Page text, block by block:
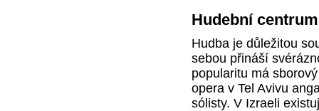
Hudební centrum
Hudba je důležitou
sebou přináší
popularitu má
opera v Tel Avivu
sólisty. V Izraeli